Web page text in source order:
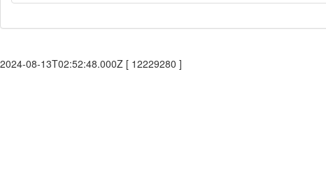
2024-08-13T02:52:48.000Z [ 12229280 ]